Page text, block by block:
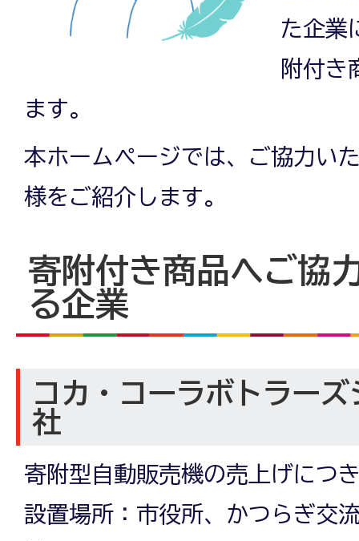
た企業
附付き
ます。
本ホームページでは、ご協力い
様をご紹介します。
寄附付き商品へご協
る企業
コカ・コーラボトラー
社
寄附型自動販売機の売上げにつ
設置場所：市役所、かつらぎ交